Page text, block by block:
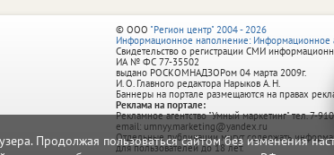
Продолжая пользоваться сайтом без изменения
© ООО "Регион центр" 2004 - 2026
Информационное наполнение: Информационное
Свидетельство о регистрации СМИ
ИА № ФС 77‑35502
выдано РОСКОМНАДЗОРом 04 марта 2009г.
И. О. Главного редактора Нарыков А. Н.
Баннеры на портале размещаются на правах
Реклама на портале:
Рекламное агентство "Умный маркетинг" тел. 7-
email: umnyy.marketing@yandex.ru
Отдельные публикации могут содержать
для пользователей до 18 лет.